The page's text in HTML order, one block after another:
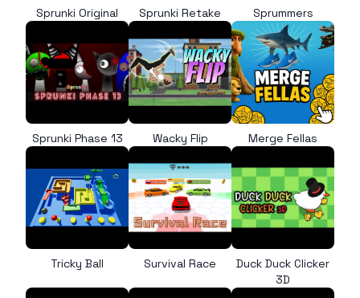
Sprunki Original Sprunki Retake Sprummers
Sprunki Phase 13 Wacky Flip Merge Fellas
Tricky Ball Survival Race
Duck Duck Clicker
3D